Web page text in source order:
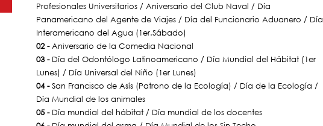
Profesionales Universitarios / Aniversario del Club Naval / Día
Panamericano del Agente de Viajes / Día del Funcionario Aduanero / Día
Interamericano del Agua (1er.Sábado)
02 -Aniversario de la Comedia Nacional
03 -Día del Odontólogo Latinoamericano / Día Mundial del Hábitat (1er
Lunes) / Día Universal del Niño (1er Lunes)
04 -San Francisco de Asís (Patrono de la Ecología) / Día de la Ecología /
Día Mundial de los animales
05 -Día mundial del hábitat / Día mundial de los docentes